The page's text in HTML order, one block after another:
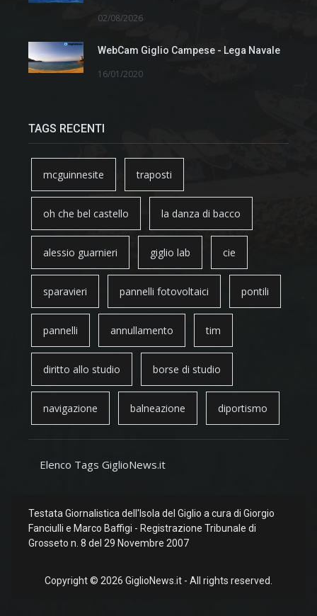
02/08/2026
WebCam Giglio Campese - Lega Navale
16/01/2020
TAGS RECENTI
mcguinnesite traposti
oh che bel castello la danza di bacco
alessio guarnieri giglio lab cie
sparavieri pannelli fotovoltaici pontili
pannelli annullamento tim
diritto allo studio borse di studio
navigazione balneazione diportismo
Elenco Tags GiglioNews.it
Testata Giornalistica dell'Isola del Giglio a cura di Giorgio
Fanciulli e Marco Baffigi - Registrazione Tribunale di
Grosseto n. 8 del 29 Novembre 2007
Copyright © 2026 GiglioNews.it - All rights reserved.